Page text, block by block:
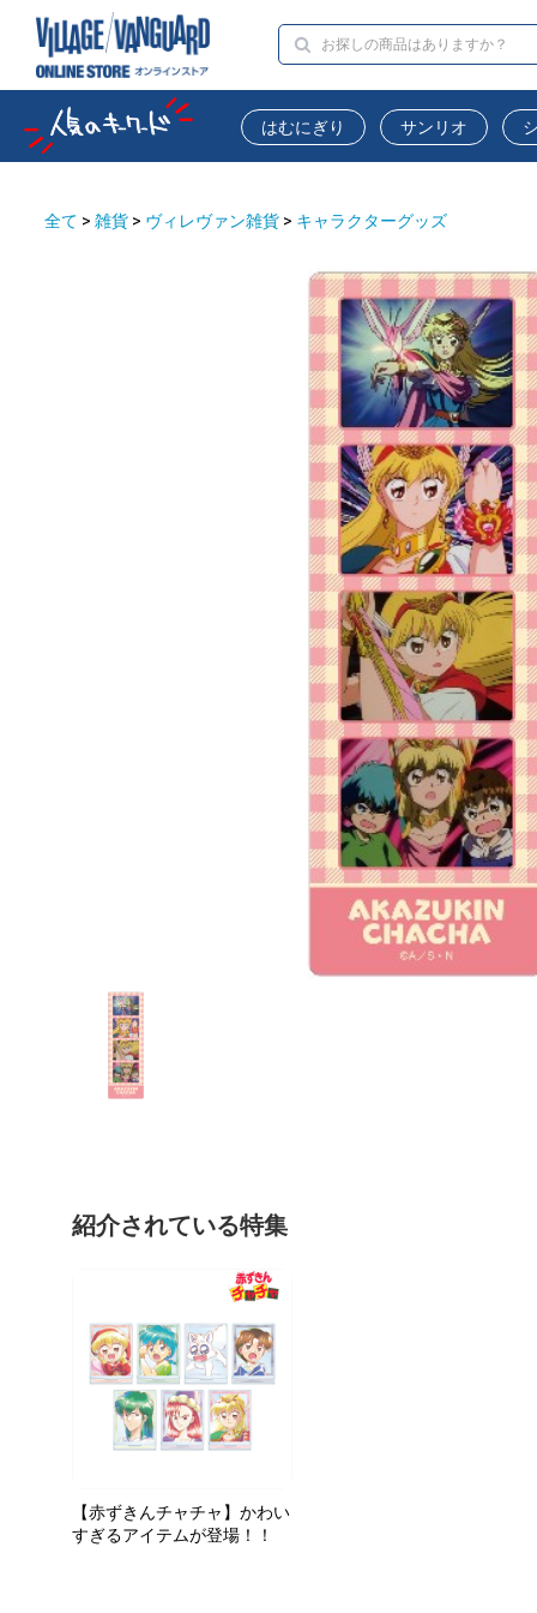
はむにぎり サンリオ
全て > 雑貨 > ヴィレヴァン雑貨 > キャラクターグッズ
紹介されている特集
【赤ずきんチャチャ】かわい
すぎるアイテムが登場！！